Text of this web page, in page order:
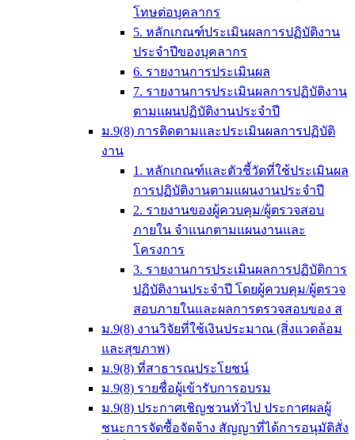
โทษต่อบุคลากร
5. หลักเกณฑ์ประเมินผลการปฏิบัติงาน
ประจำปีของบุคลากร
6. รายงานการประเมินผล
7. รายงานการประเมินผลการปฏิบัติงาน
ตามแผนปฏิบัติงานประจำปี
ม.9(8) การติดตามและประเมินผลการปฏิบัติ
งาน
1. หลักเกณฑ์และตัวชี้วัดที่ใช้ประเมินผล
การปฏิบัติงานตามแผนงานประจำปี
2. รายงานของผู้ควบคุม/ผู้ตรวจสอบ
ภายใน จำแนกตามแผนงานและ
โครงการ
3. รายงานการประเมินผลการปฏิบัติการ
ปฏิบัติงานประจำปี โดยผู้ควบคุม/ผู้ตรวจ
สอบภายในและผลการตรวจสอบของ ส
ม.9(8) งานวิจัยที่ใช้เงินประมาณ (สิ่งแวดล้อม
และสุขภาพ)
ม.9(8) ที่สาธารณประโยชน์
ม.9(8) รายชื่อผู้เข้ารับการอบรม
ม.9(8) ประกาศเชิญชวนทั่วไป ประกาศผลผู้
ชนะการจัดซื้อจัดจ้าง สัญญาที่ได้การอนุมัติสั่ง